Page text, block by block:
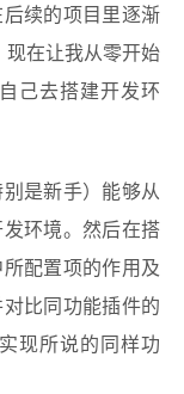
续的项目里逐渐
现在让我从零开始
己去搭建开发环
是新手）能够从
环境。然后在搭
配置项的作用及
比同功能插件的
现所说的同样功